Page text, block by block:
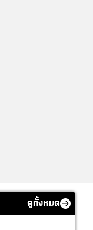
ดูทั้งหมด